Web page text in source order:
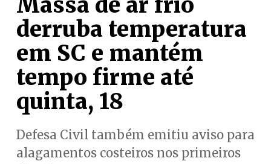
derruba temperatura
em SC e mantém
tempo firme até
quinta, 18
Defesa Civil também emitiu aviso para
alagamentos costeiros nos primeiros